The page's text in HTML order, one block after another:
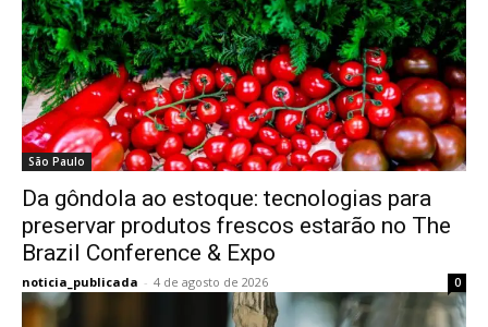
São Paulo
Da gôndola ao estoque: tecnologias para
preservar produtos frescos estarão no The
Brazil Conference & Expo
noticia_publicada - 4 de agosto de 2026 0